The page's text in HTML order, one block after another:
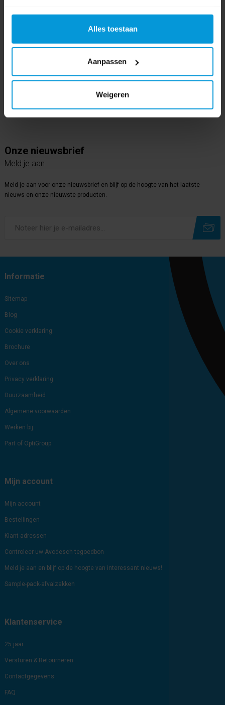
Alles toestaan
Aanpassen
Weigeren
Onze nieuwsbrief
Meld je aan
Meld je aan voor onze nieuwsbrief en blijf op de hoogte van het laatste
nieuws en onze nieuwste producten.
Informatie
Sitemap
Blog
Cookie verklaring
Brochure
Over ons
Privacy verklaring
Duurzaamheid
Algemene voorwaarden
Werken bij
Part of OptiGroup
Mijn account
Mijn account
Bestellingen
Klant adressen
Controleer uw Avodesch tegoedbon
Meld je aan en blijf op de hoogte van interessant nieuws!
Sample-pack-afvalzakken
Klantenservice
25 jaar
Versturen & Retourneren
Contactgegevens
FAQ